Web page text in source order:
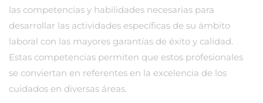
las competencias y habilidades necesarias para
desarrollar las actividades específicas de su ámbito
laboral con las mayores garantías de éxito y calidad.
Estas competencias permiten que estos profesionales
se conviertan en referentes en la excelencia de los
cuidados en diversas áreas.